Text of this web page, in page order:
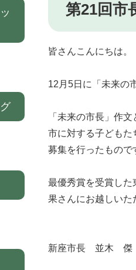
第21回市
皆さんこんにちは。
12月5日に「未来の
「未来の市長」作
市に対する子どもた
募集を行ったもので
最優秀賞を受賞し
果さんにお越しいた
新座市長 並木 傑